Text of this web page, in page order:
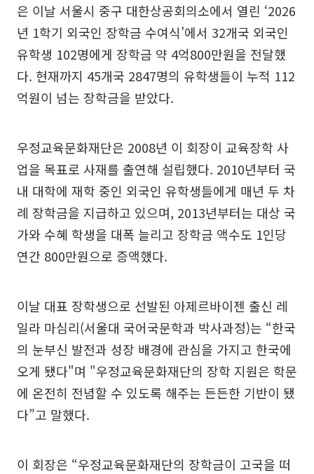
은 이날 서울시 중구 대한상공회의소에서 열린 ‘2026
년 1학기 외국인 장학금 수여식’에서 32개국 외국인
유학생 102명에게 장학금 약 4억800만원을 전달했
다. 현재까지 45개국 2847명의 유학생들이 누적 112
억원이 넘는 장학금을 받았다.
우정교육문화재단은 2008년 이 회장이 교육장학 사
업을 목표로 사재를 출연해 설립했다. 2010년부터 국
내 대학에 재학 중인 외국인 유학생들에게 매년 두 차
례 장학금을 지급하고 있으며, 2013년부터는 대상 국
가와 수혜 학생을 대폭 늘리고 장학금 액수도 1인당
연간 800만원으로 증액했다.
이날 대표 장학생으로 선발된 아제르바이젠 출신 레
일라 마심리(서울대 국어국문학과 박사과정)는 “한국
의 눈부신 발전과 성장 배경에 관심을 가지고 한국에
오게 됐다"며 "우정교육문화재단의 장학 지원은 학문
에 온전히 전념할 수 있도록 해주는 든든한 기반이 됐
다”고 말했다.
이 회장은 “우정교육문화재단의 장학금이 고국을 떠